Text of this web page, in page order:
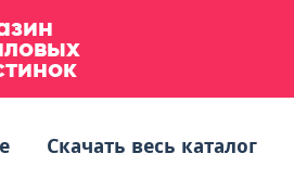
Скачать весь каталог